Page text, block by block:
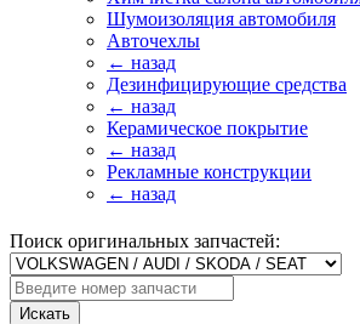
Шумоизоляция автомобиля
Авточехлы
← назад
Дезинфицирующие средства
← назад
Керамическое покрытие
← назад
Рекламные конструкции
← назад
Поиск оригинальных запчастей:
Искать